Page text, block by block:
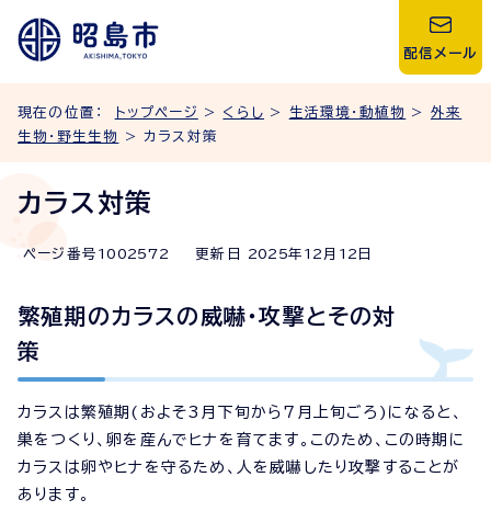
配信メール
現在の位置： トップページ > くらし > 生活環境・動植物 > 外来
生物・野生生物
> カラス対策
カラス対策
ページ番号 1002572 更新日 2025年 12 月 12 日
繁殖期のカラスの威嚇・攻撃とその対
策
カラスは繁殖期(およそ3月下旬から7月上旬ごろ)になると、
巣をつくり、卵を産んでヒナを育てます。このため、この時期に
カラスは卵やヒナを守るため、人を威嚇したり攻撃することが
あります。